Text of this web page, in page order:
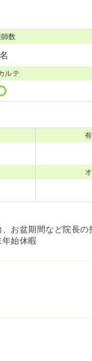
数
ルテ
お盆期間など院長の
始休暇